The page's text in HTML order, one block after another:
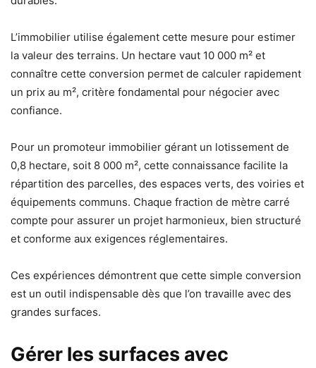
L’immobilier utilise également cette mesure pour estimer
la valeur des terrains. Un hectare vaut 10 000 m² et
connaître cette conversion permet de calculer rapidement
un prix au m², critère fondamental pour négocier avec
confiance.
Pour un promoteur immobilier gérant un lotissement de
0,8 hectare, soit 8 000 m², cette connaissance facilite la
répartition des parcelles, des espaces verts, des voiries et
équipements communs. Chaque fraction de mètre carré
compte pour assurer un projet harmonieux, bien structuré
et conforme aux exigences réglementaires.
Ces expériences démontrent que cette simple conversion
est un outil indispensable dès que l’on travaille avec des
grandes surfaces.
Gérer les surfaces avec